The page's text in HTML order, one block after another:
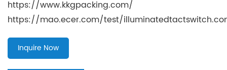
https://www.kkgpacking.com/
https://mao.ecer.com/test/
Inquire Now